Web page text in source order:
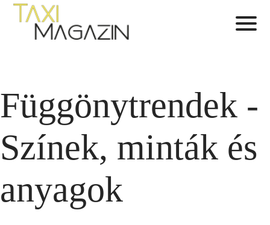
Függönytrendek -
Színek, minták és
anyagok